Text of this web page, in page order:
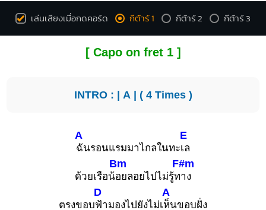
เล่นเสียงเมื่อกดคอร์ด กีต้าร์ 1 กีต้าร์ 2 กีต้าร์ 3
[ Capo on fret 1 ]
INTRO : | A | ( 4 Times )
A
ฉันรอนแรมมาไกลในทะ
E
เล
ด้วยเรือน้
Bm
อยลอยไปไม่รู้ท
F#m
าง
ตรงขอบ
D
ฟ้ามองไปยังไม่เ
A
ห็นขอบฝั่ง